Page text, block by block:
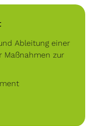
Ableitung einer
Maßnahmen zur